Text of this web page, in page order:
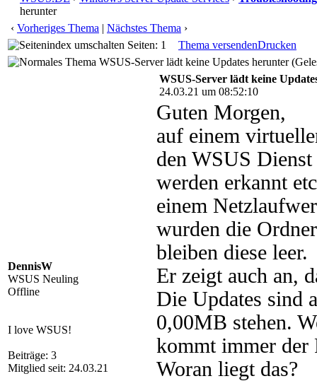
herunter
‹ Vorheriges Thema | Nächstes Thema ›
Seiten: 1
Thema versendenDrucken
WSUS-Server lädt keine Updates herunter
DennisW
WSUS Neuling
Offline
I love WSUS!
Beiträge: 3
Mitglied seit: 24.03.21
WSUS-Server lädt keine
24.03.21 um 08:52:10
Guten Morgen,
auf einem
den WSUS
werden erkannt
einem
wurden die
bleiben diese leer.
Er zeigt auch an,
Die Updates sind
0,00MB stehen.
kommt immer der
Woran liegt das?